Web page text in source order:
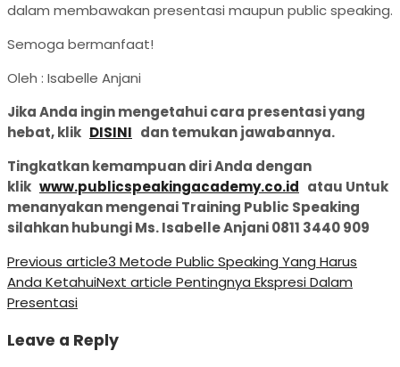
dalam membawakan presentasi maupun public speaking.
Semoga bermanfaat!
Oleh : Isabelle Anjani
Jika Anda ingin mengetahui cara presentasi yang
hebat, klik DISINI dan temukan jawabannya.
Tingkatkan kemampuan diri Anda dengan
klik www.publicspeakingacademy.co.id atau Untuk
menanyakan mengenai Training Public Speaking
silahkan hubungi Ms. Isabelle Anjani 0811 3440 909
Previous article3 Metode Public Speaking Yang Harus
Anda KetahuiNext article Pentingnya Ekspresi Dalam
Presentasi
Leave a Reply